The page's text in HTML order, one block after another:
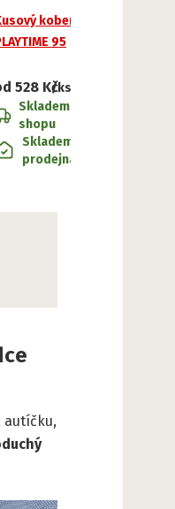
koberec
95
528 Kč/ks
Skladem v e-
shopu
Skladem v 45
prodejnách
autíčku,